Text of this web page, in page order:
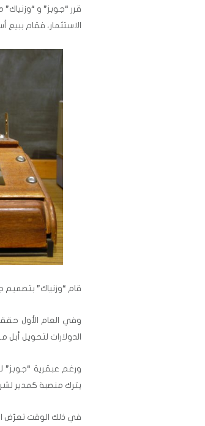
الاستثمار، فقام ببيع
قام “وزنياك” بتصميم جهاز أبل الأول بسعر 666.66$
الدولارات لتحويل
ورغم عبقرية “جوبز”
يترك منصبة كمدير
في ذلك الوقت تعرّض